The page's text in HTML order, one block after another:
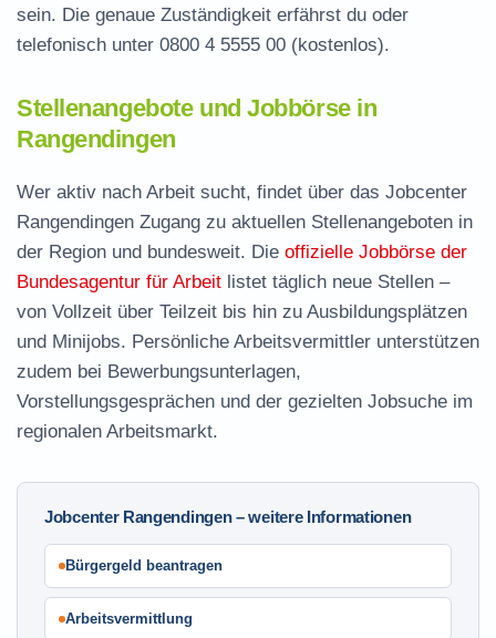
sein. Die genaue Zuständigkeit erfährst du oder
telefonisch unter 0800 4 5555 00 (kostenlos).
Stellenangebote und Jobbörse in
Rangendingen
Wer aktiv nach Arbeit sucht, findet über das Jobcenter
Rangendingen Zugang zu aktuellen Stellenangeboten in
der Region und bundesweit. Die offizielle Jobbörse der
Bundesagentur für Arbeit listet täglich neue Stellen –
von Vollzeit über Teilzeit bis hin zu Ausbildungsplätzen
und Minijobs. Persönliche Arbeitsvermittler unterstützen
zudem bei Bewerbungsunterlagen,
Vorstellungsgesprächen und der gezielten Jobsuche im
regionalen Arbeitsmarkt.
Jobcenter Rangendingen – weitere Informationen
Bürgergeld beantragen
Arbeitsvermittlung